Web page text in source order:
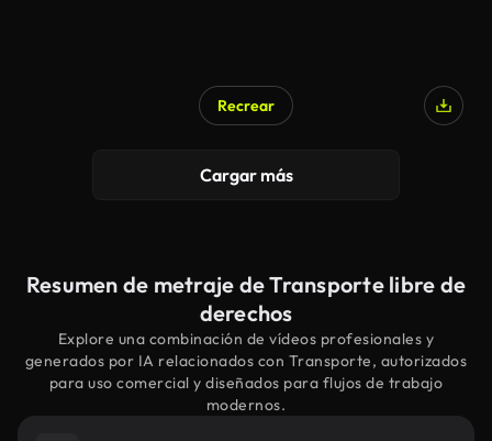
Recrear
Cargar más
Resumen de metraje de Transporte libre de
derechos
Explore una combinación de vídeos profesionales y
generados por IA relacionados con Transporte, autorizados
para uso comercial y diseñados para flujos de trabajo
modernos.